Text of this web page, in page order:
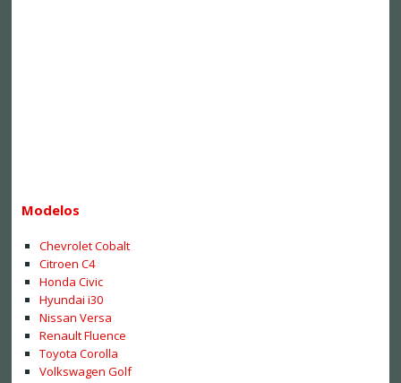
Modelos
Chevrolet Cobalt
Citroen C4
Honda Civic
Hyundai i30
Nissan Versa
Renault Fluence
Toyota Corolla
Volkswagen Golf